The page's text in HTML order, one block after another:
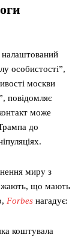
налаштований
особистості”,
москви
повідомляє
може
до
миру з
що мають
Forbes нагадує:
коштувала